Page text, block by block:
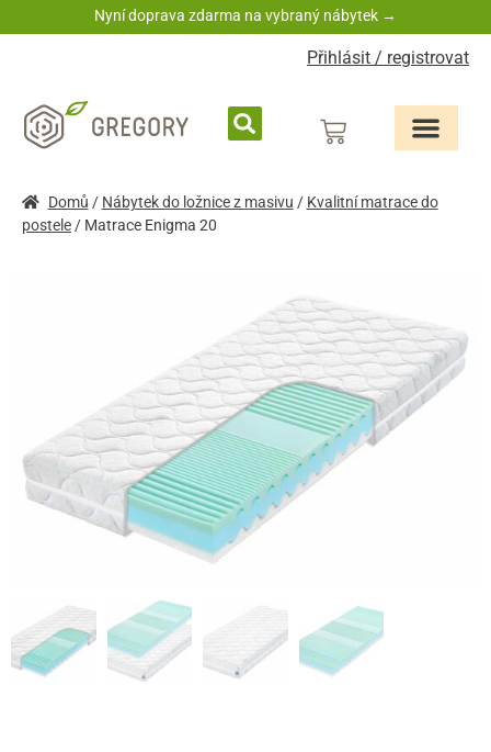
Nyní doprava zdarma na vybraný nábytek →
Přihlásit / registrovat
Domů / Nábytek do ložnice z masivu / Kvalitní matrace do
postele / Matrace Enigma 20